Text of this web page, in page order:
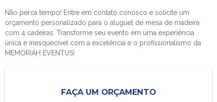
Não perca tempo! Entre em contato conosco e solicite um
orçamento personalizado para o aluguel de mesa de madeira
com 4 cadeiras . Transforme seu evento em uma experiência
única e inesquecível com a excelência e o profissionalismo da
MEMORIÁH EVENTUS!
FAÇA UM ORÇAMENTO